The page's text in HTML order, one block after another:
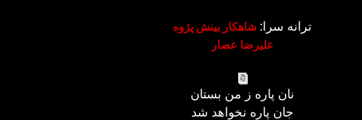
ترانه سرا: شاهکار بینش پژوه
علیرضا عصار
نان پاره ز من بستان
جان پاره نخواهد شد